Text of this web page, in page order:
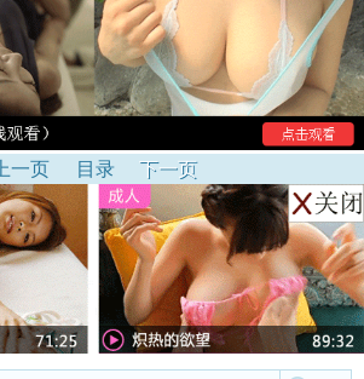
上一页 目录 下一页